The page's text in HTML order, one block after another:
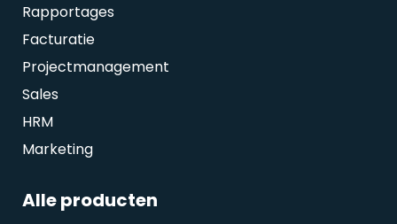
Rapportages
Facturatie
Projectmanagement
Sales
HRM
Marketing
Alle producten